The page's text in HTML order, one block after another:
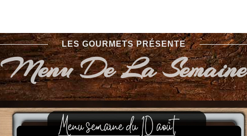
LES GOURMETS PRÉSENTE
Menu De La Semaine